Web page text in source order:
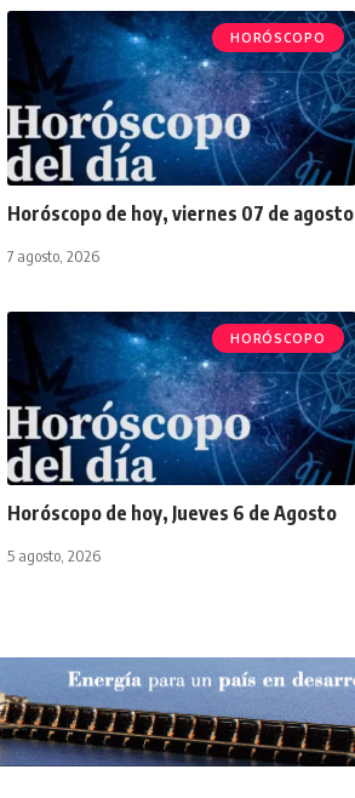
HORÓSCOPO
Horóscopo de hoy, viernes 07 de agosto
7 agosto, 2026
HORÓSCOPO
Horóscopo de hoy, Jueves 6 de Agosto
5 agosto, 2026